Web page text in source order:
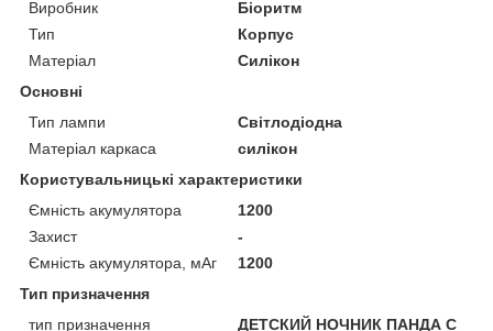
Виробник
Біоритм
Тип
Корпус
Матеріал
Силікон
Основні
Тип лампи
Світлодіодна
Матеріал каркаса
силікон
Користувальницькі характеристики
Ємність акумулятора
1200
Захист
-
Ємність акумулятора, мАг
1200
Тип призначення
тип призначення
ДЕТСКИЙ НОЧНИК ПАНДА С